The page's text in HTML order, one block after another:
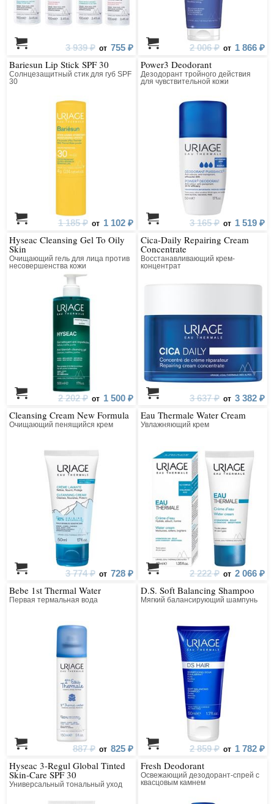
3 939 ₽ от 755 ₽ 2 006 ₽ от 1 866 ₽
Bariesun Lip Stick SPF 30
Солнцезащитный стик для губ SPF
30
1 185 ₽ от 1 102 ₽
Power3 Deodorant
Дезодорант тройного действия
для чувствительной кожи
3 165 ₽ от 1 519 ₽
Hyseac Cleansing Gel To Oily
Skin
Очищающий гель для лица против
несовершенства кожи
2 202 ₽ от 1 500 ₽
Cica-Daily Repairing Cream
Concentrate
Восстанавливающий крем-
концентрат
3 637 ₽ от 3 382 ₽
Cleansing Cream New Formula
Очищающий пенящийся крем
3 774 ₽ от 728 ₽
Eau Thermale Water Cream
Увлажняющий крем
2 222 ₽ от 2 066 ₽
Bebe 1st Thermal Water
Первая термальная вода
887 ₽ от 825 ₽
D.S. Soft Balancing Shampoo
Мягкий балансирующий шампунь
2 859 ₽ от 1 782 ₽
Hyseac 3-Regul Global Tinted
Skin-Care SPF 30
Универсальный тональный уход
Fresh Deodorant
Освежающий дезодорант-спрей с
квасцовым камнем